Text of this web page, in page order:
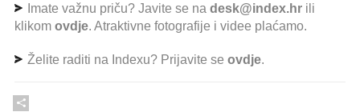
Imate važnu priču? Javite se na desk@index.hr ili
klikom ovdje. Atraktivne fotografije i videe plaćamo.
Želite raditi na Indexu? Prijavite se ovdje.